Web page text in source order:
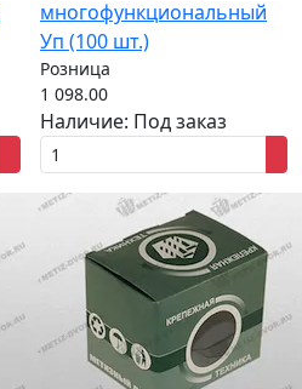
многофункциональный
Уп (100 шт.)
Розница
1 098.00
Наличие: Под заказ